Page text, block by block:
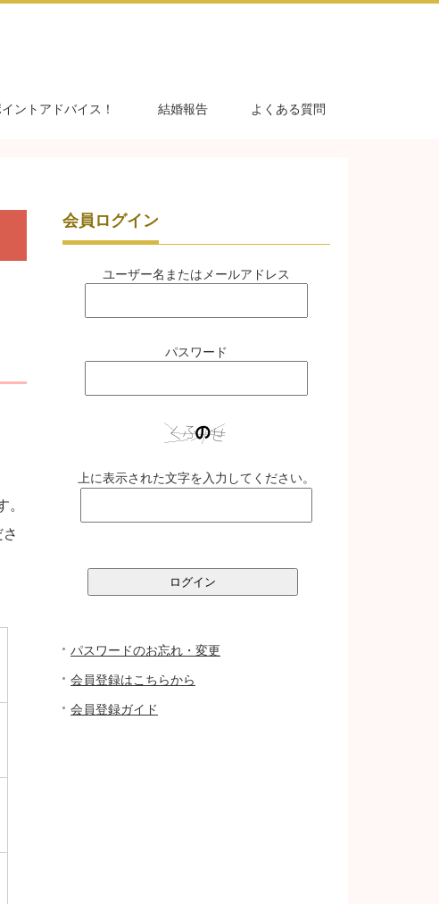
ントアドバイス！ 結婚報告 よくある質問
会員ログイン
ユーザー名またはメールアドレス
パスワード
上に表示された文字を入力してください。
パスワードのお忘れ・変更
会員登録はこちらから
会員登録ガイド